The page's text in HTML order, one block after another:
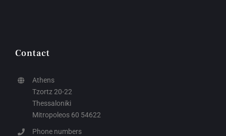
Contact
Athens
Tzortz 20-22
Thessaloniki
Mitropoleos 60 54622
Phone numbers